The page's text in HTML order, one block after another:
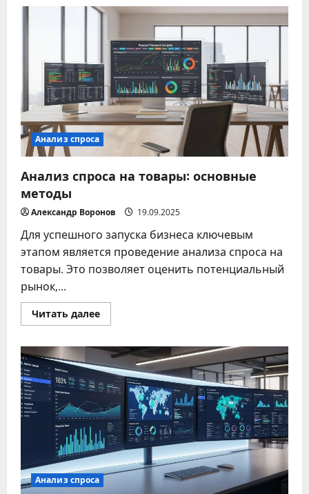
спроса
бизнеса
Анализ спроса
Анализ спроса на товары: основные
методы
Александр Воронов 19.09.2025
Для успешного запуска бизнеса ключевым
этапом является проведение анализа спроса на
товары. Это позволяет оценить потенциальный
рынок,...
Читать далееПрочитать
больше
спроса
на
товары:
основные
методы
Анализ спроса